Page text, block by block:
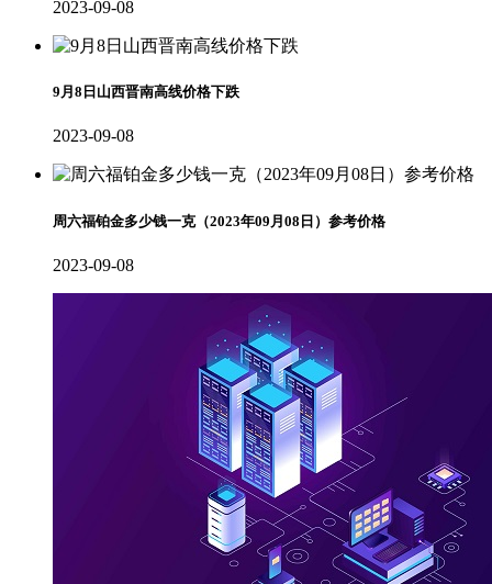
2023-09-08
9月8日山西晋南高线价格下跌
2023-09-08
周六福铂金多少钱一克（2023年09月08日）参考价格
2023-09-08